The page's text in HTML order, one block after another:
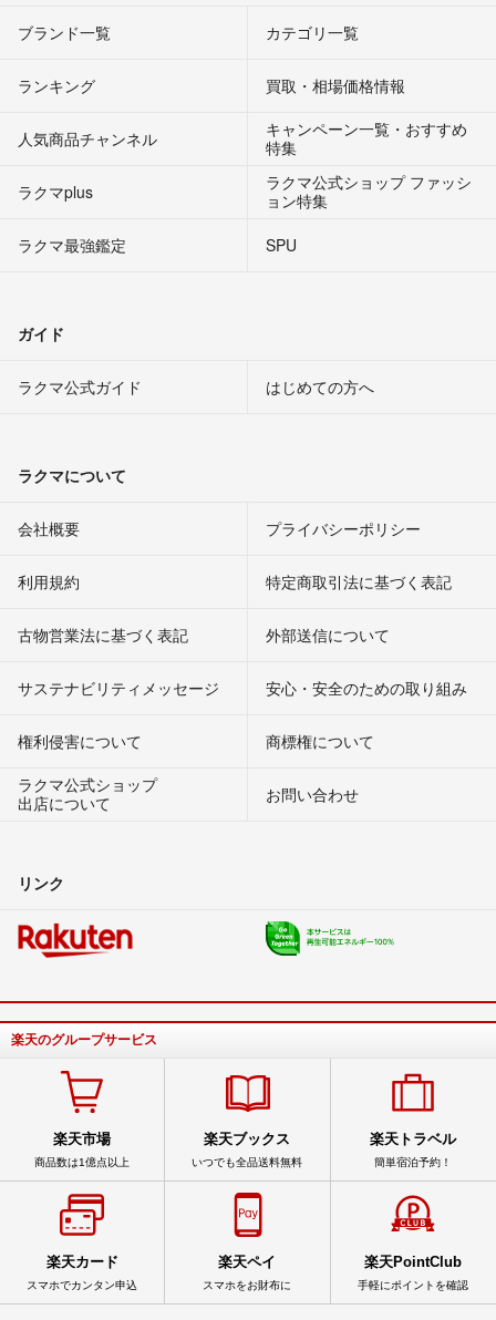
ブランド一覧 カテゴリ一覧
ランキング 買取・相場価格情報
人気商品チャンネル
キャンペーン一覧・おすすめ
特集
ラクマplus
ラクマ公式ショップ ファッシ
ョン特集
ラクマ最強鑑定
SPU
ガイド
ラクマ公式ガイド はじめての方へ
ラクマについて
会社概要 プライバシーポリシー
利用規約 特定商取引法に基づく表記
古物営業法に基づく表記 外部送信について
サステナビリティメッセージ 安心・安全のための取り組み
権利侵害について
商標権について
ラクマ公式ショップ
出店について
お問い合わせ
リンク
楽天のグループサービス
楽天市場
商品数は1億点以上
楽天ブックス
いつでも全品送料無料
楽天トラベル
簡単宿泊予約！
楽天カード
スマホでカンタン申込
楽天ペイ
スマホをお財布に
楽天PointClub
手軽にポイントを確認